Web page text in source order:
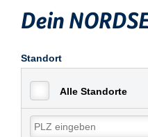
Dein
Standort
Alle Standorte